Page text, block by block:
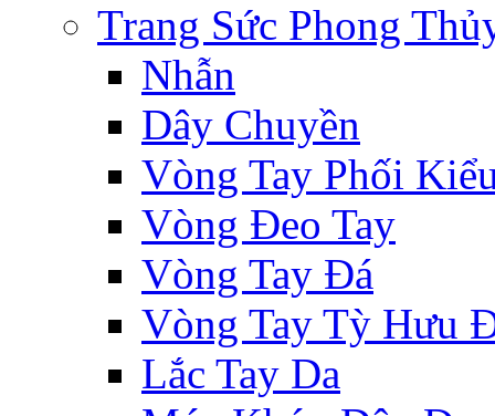
Trang Sức Phong
Nhẫn
Dây Chuyền
Vòng Tay Phối
Vòng Đeo Tay
Vòng Tay Đá
Vòng Tay Tỳ Hưu
Lắc Tay Da